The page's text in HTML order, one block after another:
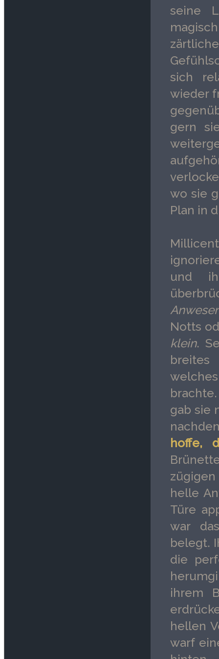
seine
sich
wieder
gern
wo sie
Plan in
und
Notts
klein.
breites
gab sie
hoffe,
helle
Türe
war
belegt.
die
ihrem
hellen
warf